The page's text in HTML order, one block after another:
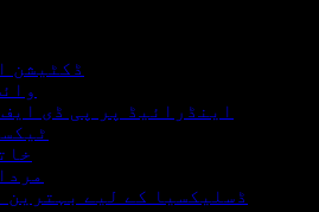
ڈکٹیشن
اینڈرائیڈ پر پی ڈی
ڈسلیکسیا کے لیے بہترین